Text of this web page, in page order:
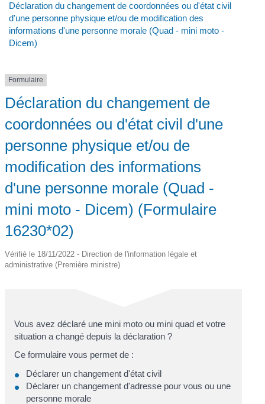
Déclaration du changement de coordonnées ou d'état civil
d'une personne physique et/ou de modification des
informations d'une personne morale (Quad - mini moto -
Dicem)
Formulaire
Déclaration du changement de
coordonnées ou d'état civil d'une
personne physique et/ou de
modification des informations
d'une personne morale (Quad -
mini moto - Dicem) (Formulaire
16230*02)
Vérifié le 18/11/2022 - Direction de l'information légale et
administrative (Première ministre)
Vous avez déclaré une mini moto ou mini quad et votre
situation a changé depuis la déclaration ?
Ce formulaire vous permet de :
Déclarer un changement d'état civil
Déclarer un changement d'adresse pour vous ou une
personne morale